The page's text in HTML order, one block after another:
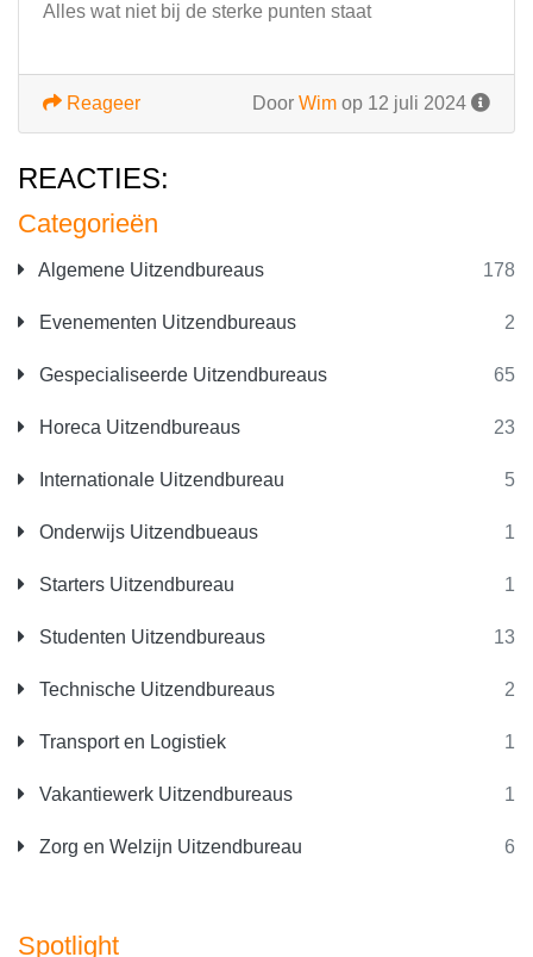
Categorieën
Algemene Uitzendbureaus 178
Evenementen Uitzendbureaus 2
Gespecialiseerde Uitzendbureaus 65
Horeca Uitzendbureaus 23
Internationale Uitzendbureau 5
Onderwijs Uitzendbueaus 1
Starters Uitzendbureau 1
Studenten Uitzendbureaus 13
Technische Uitzendbureaus 2
Transport en Logistiek 1
Vakantiewerk Uitzendbureaus 1
Zorg en Welzijn Uitzendbureau 6
Spotlight
Alles wat niet bij de sterke punten staat
Door Wim op 12 juli 2024
Reageer
REACTIES: